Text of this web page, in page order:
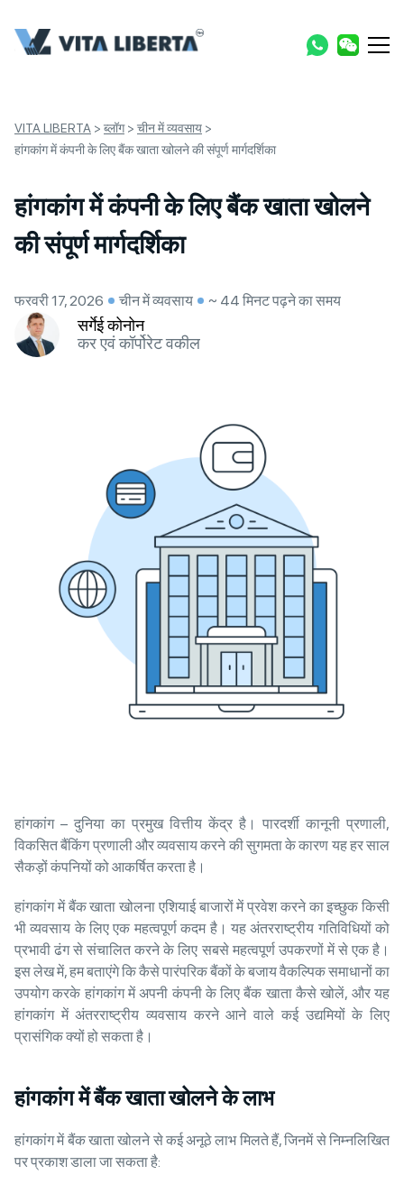
VITA LIBERTA > ब्लॉग> चीन में व्यवसाय >
हांगकांग में कंपनी के लिए बैंक खाता खोलने की संपूर्ण मार्गदर्शिका
हांगकांग में कंपनी के लिए बैंक खाता खोलने
की संपूर्ण मार्गदर्शिका
फरवरी 17, 2026 चीन में व्यवसाय ~ 44 मिनट पढ़ने का समय
सर्गेई कोनोन
कर एवं कॉर्पोरेट वकील
हांगकांग – दुनिया का प्रमुख वित्तीय केंद्र है। पारदर्शी कानूनी प्रणाली,
विकसित बैंकिंग प्रणाली और व्यवसाय करने की सुगमता के कारण यह हर साल
सैकड़ों कंपनियों को आकर्षित करता है।
हांगकांग में बैंक खाता खोलना एशियाई बाजारों में प्रवेश करने का इच्छुक किसी
भी व्यवसाय के लिए एक महत्वपूर्ण कदम है। यह अंतरराष्ट्रीय गतिविधियों को
प्रभावी ढंग से संचालित करने के लिए सबसे महत्वपूर्ण उपकरणों में से एक है।
इस लेख में, हम बताएंगे कि कैसे पारंपरिक बैंकों के बजाय वैकल्पिक समाधानों का
उपयोग करके हांगकांग में अपनी कंपनी के लिए बैंक खाता कैसे खोलें, और यह
हांगकांग में अंतरराष्ट्रीय व्यवसाय करने आने वाले कई उद्यमियों के लिए
प्रासंगिक क्यों हो सकता है।
हांगकांग में बैंक खाता खोलने के लाभ
हांगकांग में बैंक खाता खोलने से कई अनूठे लाभ मिलते हैं, जिनमें से निम्नलिखित
पर प्रकाश डाला जा सकता है: